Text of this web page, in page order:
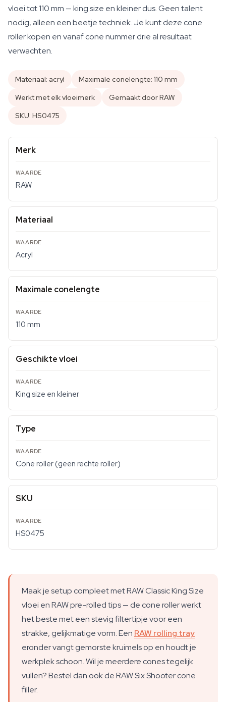
vloei tot 110 mm — king size en kleiner dus. Geen talent
nodig, alleen een beetje techniek. Je kunt deze cone
roller kopen en vanaf cone nummer drie al resultaat
verwachten.
Materiaal: acryl
Maximale conelengte: 110 mm
Werkt met elk vloeimerk
Gemaakt door RAW
SKU: HS0475
Merk
RAW
Materiaal
Acryl
Maximale conelengte
110 mm
Geschikte vloei
King size en kleiner
Type
Cone roller (geen rechte roller)
SKU
HS0475
Maak je setup compleet met RAW Classic King Size
vloei en RAW pre-rolled tips — de cone roller werkt
het beste met een stevig filtertipje voor een
strakke, gelijkmatige vorm. Een RAW rolling tray
eronder vangt gemorste kruimels op en houdt je
werkplek schoon. Wil je meerdere cones tegelijk
vullen? Bestel dan ook de RAW Six Shooter cone
filler.